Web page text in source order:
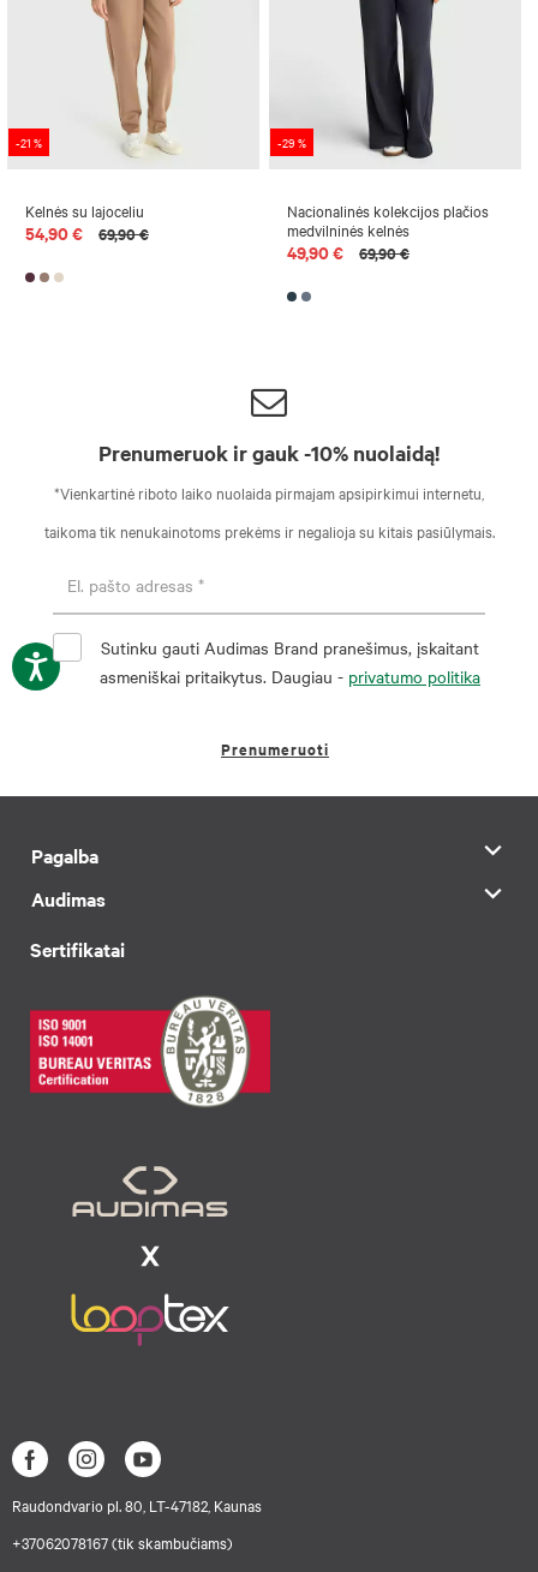
-21 %
Kelnės su lajoceliu
54,90 € 69,90 €
-29 %
Nacionalinės kolekcijos plačios
medvilninės kelnės
49,90 € 69,90 €
Prenumeruok ir gauk -10% nuolaidą!
*Vienkartinė riboto laiko nuolaida pirmajam apsipirkimui internetu,
taikoma tik nenukainotoms prekėms ir negalioja su kitais pasiūlymais.
Sutinku gauti Audimas Brand pranešimus, įskaitant
asmeniškai pritaikytus. Daugiau - privatumo politika
Prenumeruoti
Pagalba
Audimas
Sertifikatai
Raudondvario pl. 80, LT-47182, Kaunas
+37062078167 (tik skambučiams)